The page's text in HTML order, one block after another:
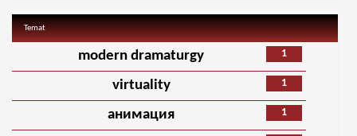
Temat
1
modern dramaturgy
1
virtuality
1
анимация